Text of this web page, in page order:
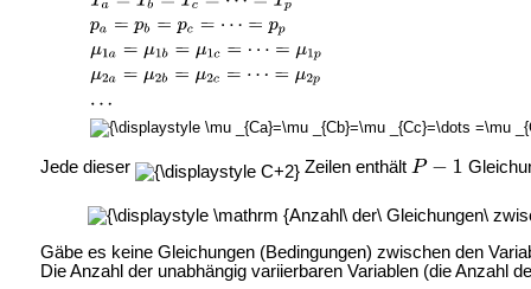
Jede dieser Zeilen enthält
Gäbe es keine Gleichungen (Bedingungen) zwischen den
Die Anzahl der unabhängig variierbaren Variablen (die Anzahl